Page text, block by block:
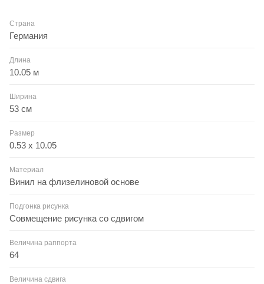
Страна
Германия
Длина
10.05 м
Ширина
53 см
Размер
0.53 x 10.05
Материал
Винил на флизелиновой основе
Подгонка рисунка
Совмещение рисунка со сдвигом
Величина раппорта
64
Величина сдвига